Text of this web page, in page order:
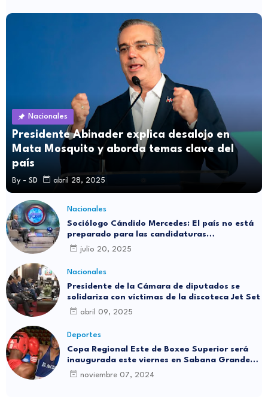
Nacionales
Presidente Abinader explica desalojo en
Mata Mosquito y aborda temas clave del
país
By - SD abril 28, 2025
Nacionales
Sociólogo Cándido Mercedes: El país no está
preparado para las candidaturas
independientes
julio 20, 2025
Nacionales
Presidente de la Cámara de diputados se
solidariza con víctimas de la discoteca Jet Set
abril 09, 2025
Deportes
Copa Regional Este de Boxeo Superior será
inaugurada este viernes en Sabana Grande
de Boyá
noviembre 07, 2024